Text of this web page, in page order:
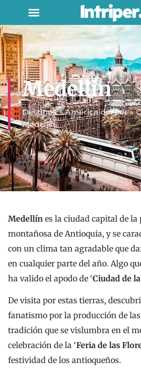
Medellín
Destinos»América del Sur»
Medellín
Medellín es la ciudad capital de
montañosa de Antioquia, y se
con un clima tan agradable que
en cualquier parte del año. Algo
ha valido el apodo de ‘Ciudad de
De visita por estas tierras,
fanatismo por la producción de
tradición que se vislumbra en el
celebración de la ‘Feria de las
festividad de los antioqueños.